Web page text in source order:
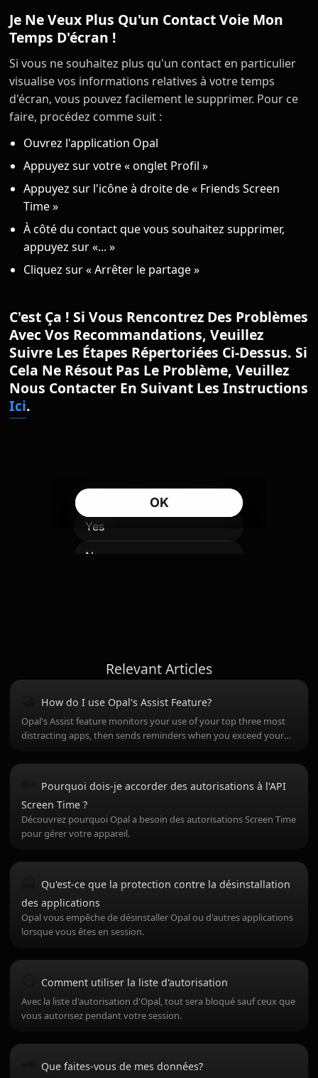
Je Ne Veux Plus Qu'un Contact Voie Mon
Temps D'écran !
Si vous ne souhaitez plus qu'un contact en particulier
visualise vos informations relatives à votre temps
d'écran, vous pouvez facilement le supprimer. Pour ce
faire, procédez comme suit :
Ouvrez l'application Opal
Appuyez sur votre « onglet Profil »
Appuyez sur l'icône à droite de « Friends Screen
Time »
À côté du contact que vous souhaitez supprimer,
appuyez sur «... »
Cliquez sur « Arrêter le partage »
C'est Ça ! Si Vous Rencontrez Des Problèmes
Avec Vos Recommandations, Veuillez
Suivre Les Étapes Répertoriées Ci-Dessus. Si
Cela Ne Résout Pas Le Problème, Veuillez
Nous Contacter En Suivant Les Instructions
Ici.
Relevant Articles
How do I use Opal's Assist Feature?
Opal's Assist feature monitors your use of your top three most
distracting apps, then sends reminders when you exceed your
Pourquoi dois-je accorder des autorisations à l'API
Screen Time ?
Découvrez pourquoi Opal a besoin des autorisations Screen Time
pour gérer votre appareil.
Qu'est-ce que la protection contre la désinstallation
des applications
Opal vous empêche de désinstaller Opal ou d'autres applications
lorsque vous êtes en session.
Comment utiliser la liste d'autorisation
Avec la liste d'autorisation d'Opal, tout sera bloqué sauf ceux que
vous autorisez pendant votre session.
Que faites-vous de mes données?